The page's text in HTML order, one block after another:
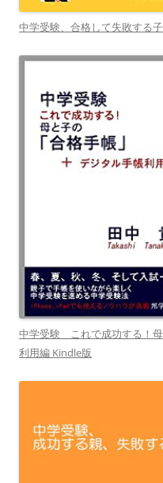
中学受験、合格して失敗する
中学受験 これで成功する！
利用編 Kindle版